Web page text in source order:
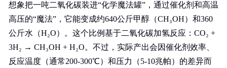
想象把一吨二氧化碳装进“化学魔法罐”，通过催化剂和高温
高压的“魔法”，它能变成约640公斤甲醇（CH₃OH）和360
公斤水（H₂O）。这个比例基于二氧化碳加氢反应：CO₂ +
3H₂ → CH₃OH + H₂O。不过，实际产出会因催化剂效率、
反应温度（通常200-300℃）和压力（5-10兆帕）的差异而